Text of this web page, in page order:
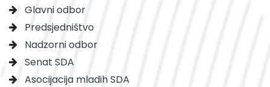
Glavni odbor
Predsjedništvo
Nadzorni odbor
Senat SDA
Asocijacija mladih SDA